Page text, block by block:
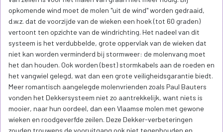
of binnentrekijzers aan de zijwanden werden aangebracht om de
spanning van de verkeerd geplaatste weegbanden te
ondervangen. Op de bovenliggende meelzolder worden het
opgezakte graan en meel bewaard. Centraal is de zolder ingevuld
met een houten meelgoot die in relatie staat met de twee
maalstoelen op de steenzolder. Bij de meelgoot hoort een
metalen meelschep met houten steel. In de rechterhoek naast de
toegangsdeur hangt aan de zoldering de (buiten gebruik
gestelde) haverpletter waarvan het kamwiel door het voorwiel op
de steenzolder werd aangedreven. Onder de haverpletter bevindt
zich verzonken in de houten zoldervloer een brugbalans. In
dezelfde plankenvloer steekt een luiluik langs waar de zakken